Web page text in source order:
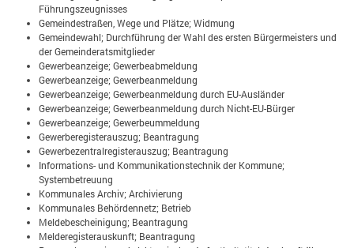
Führungszeugnisses
Gemeindestraßen, Wege und Plätze; Widmung
Gemeindewahl; Durchführung der Wahl des ersten Bürgermeisters und
der Gemeinderatsmitglieder
Gewerbeanzeige; Gewerbeabmeldung
Gewerbeanzeige; Gewerbeanmeldung
Gewerbeanzeige; Gewerbeanmeldung durch EU-Ausländer
Gewerbeanzeige; Gewerbeanmeldung durch Nicht-EU-Bürger
Gewerbeanzeige; Gewerbeummeldung
Gewerberegisterauszug; Beantragung
Gewerbezentralregisterauszug; Beantragung
Informations- und Kommunikationstechnik der Kommune;
Systembetreuung
Kommunales Archiv; Archivierung
Kommunales Behördennetz; Betrieb
Meldebescheinigung; Beantragung
Melderegisterauskunft; Beantragung